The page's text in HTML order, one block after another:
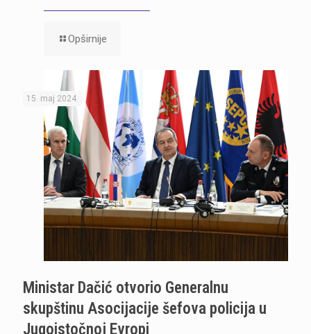
Opširnije
15. maj 2024.
Ministar Dačić otvorio Generalnu
skupštinu Asocijacije šefova policija u
Jugoistočnoj Evropi